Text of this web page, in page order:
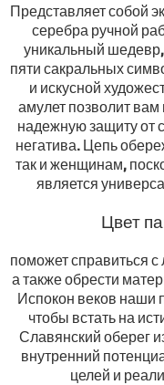
Представляет собой
серебра ручной
уникальный
пяти сакральных
и искусной
амулет позволит
надежную защиту от
негатива. Цепь
так и женщинам,
является
Цвет
поможет справиться
а также обрести
Испокон веков наши
чтобы встать на
Славянский оберег
внутренний
целей и